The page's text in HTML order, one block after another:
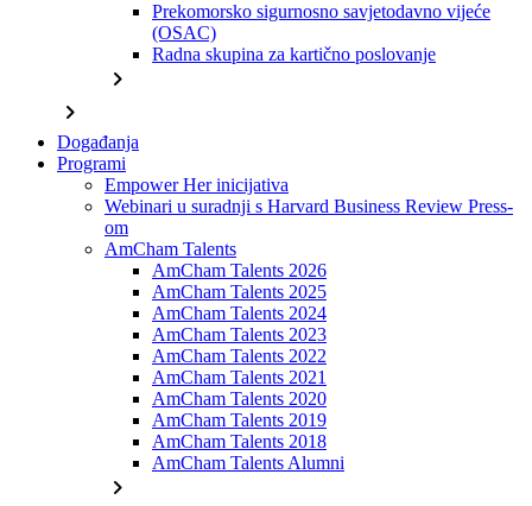
Prekomorsko sigurnosno savjetodavno vijeće
(OSAC)
Radna skupina za kartično poslovanje
chevron_right
chevron_right
Događanja
Programi
Empower Her inicijativa
Webinari u suradnji s Harvard Business Review Press-
om
AmCham Talents
AmCham Talents 2026
AmCham Talents 2025
AmCham Talents 2024
AmCham Talents 2023
AmCham Talents 2022
AmCham Talents 2021
AmCham Talents 2020
AmCham Talents 2019
AmCham Talents 2018
AmCham Talents Alumni
chevron_right